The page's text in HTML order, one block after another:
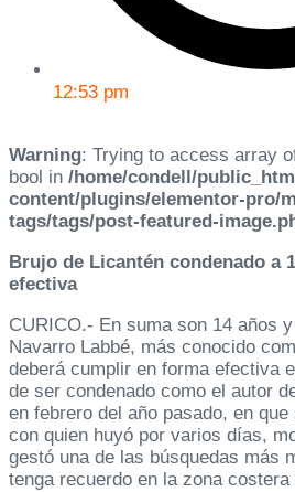
12:53 pm
Warning: Trying to access array
bool in /home/condell/
content/plugins/elementor-pro/
tags/tags/post-featured-
Brujo de Licantén condenado a
efectiva
CURICO.- En suma son 14 años
Navarro Labbé, más conocido
deberá cumplir en forma efectiva
de ser condenado como el autor
en febrero del año pasado, en
con quien huyó por varios días,
gestó una de las búsquedas más
tenga recuerdo en la zona